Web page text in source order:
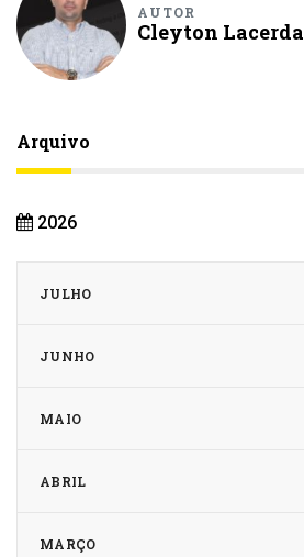
AUTOR
Cleyton Lacerda
Arquivo
2026
JULHO
JUNHO
MAIO
ABRIL
MARÇO